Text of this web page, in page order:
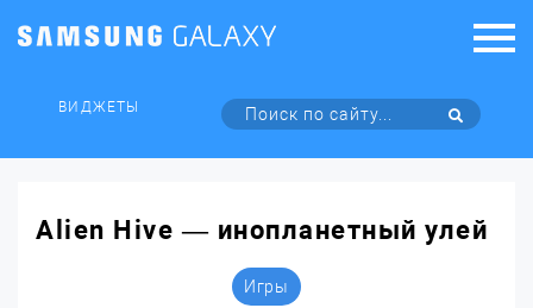
ВИДЖЕТЫ
Alien Hive — инопланетный улей
Игры